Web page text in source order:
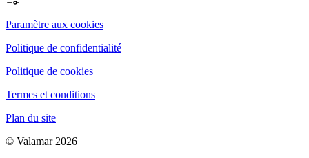
Paramètre aux cookies
Politique de confidentialité
Politique de cookies
Termes et conditions
Plan du site
© Valamar 2026